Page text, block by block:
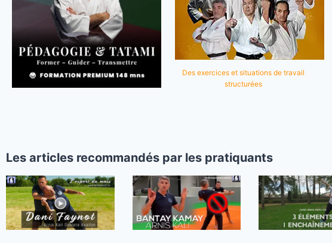
Des exercices et situations de travail
structurées
Les articles recommandés par les pratiquants